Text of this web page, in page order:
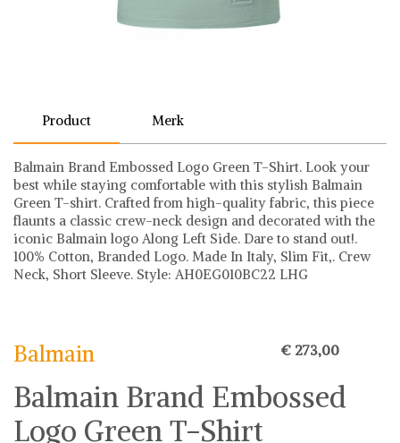
Product Merk
Balmain Brand Embossed Logo Green T-Shirt. Look your
best while staying comfortable with this stylish Balmain
Green T-shirt. Crafted from high-quality fabric, this piece
flaunts a classic crew-neck design and decorated with the
iconic Balmain logo Along Left Side. Dare to stand out!.
100% Cotton, Branded Logo. Made In Italy, Slim Fit,. Crew
Neck, Short Sleeve. Style: AH0EG010BC22 LHG
jouw fashion wish-list samen. Veilig online shoppen.
Balmain € 273,00
Balmain Brand Embossed
Logo Green T-Shirt